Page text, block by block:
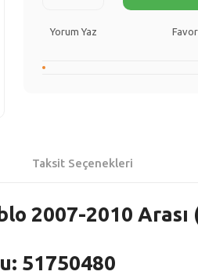
Yorum Yaz
Taksit Seçenekleri
2007-2010 Arası
51750480